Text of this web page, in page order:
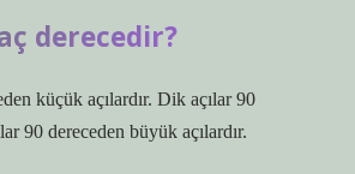
derecedir?
küçük açılardır. Dik açılar 90
90 dereceden büyük açılardır.